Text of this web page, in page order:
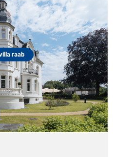
Schloss Elmau
Schloss